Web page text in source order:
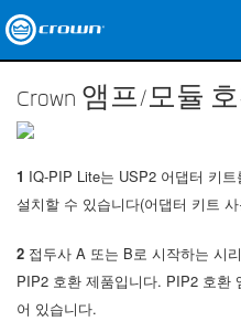
응용 분야
네트워크 오디오
사례 연구
Crown 앰프/모듈
1 IQ-PIP Lite는 USP2 어댑터 키
설치할 수 있습니다(어댑터 키트
2 접두사 A 또는 B로 시작하는 시
PIP2 호환 제품입니다. PIP2 호환
어 있습니다.